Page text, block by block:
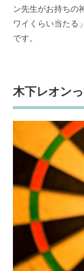
ン先生がお持ちの
ワイくらい当たる
です。
木下レオン